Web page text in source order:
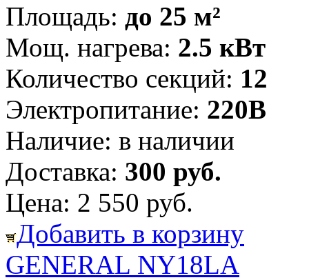
Площадь: до 25 м²
Мощ. нагрева: 2.5 кВт
Количество секций: 12
Электропитание: 220В
Наличие: в наличии
Доставка: 300 руб.
Цена: 2 550 руб.
Добавить в корзину
GENERAL NY18LA